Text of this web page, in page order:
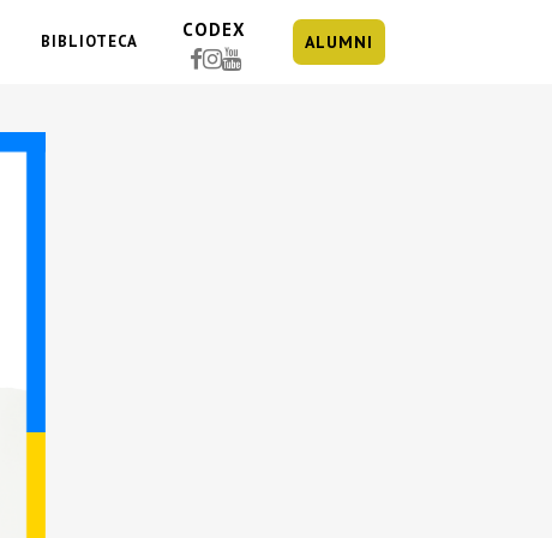
BIBLIOTECA
CODEX
ALUMNI